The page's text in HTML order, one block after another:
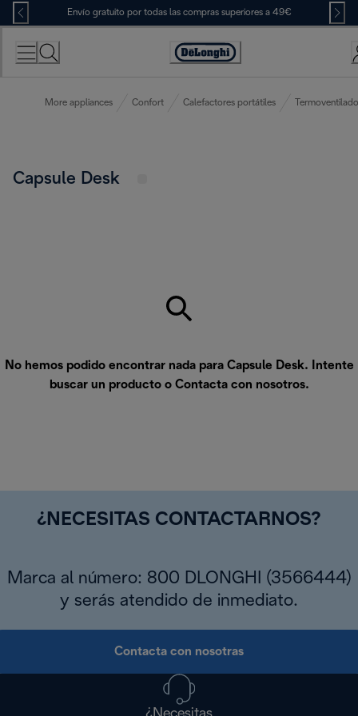
Skip
to
Content
Envío gratuito por todas las compras superiores a 49€
Accessibility
More appliances Confort Calefactores portátiles
Capsule Desk
No hemos podido encontrar nada para Capsule Desk. Intente
buscar un producto o Contacta con nosotros.
¿NECESITAS CONTACTARNOS?
Marca al número: 800 DLONGHI (3566444)
y serás atendido de inmediato.
Contacta con nosotras